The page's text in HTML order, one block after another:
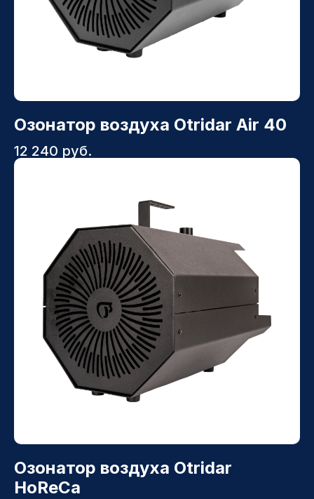
Озонатор воздуха Otridar Air 40
12 240 руб.
Озонатор воздуха Otridar
HoReCa